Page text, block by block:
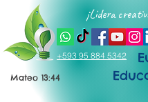
Mateo 13:44
¡Lidera
+593 95 884 5342